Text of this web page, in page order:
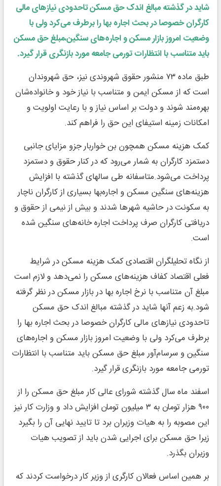
شاید در گذشته مبالغ اندک حق مسکن تاحدودی نیازهای مالی
کارگران خصوصا در بحث اجاره بها را برطرف می‌کرد ولی با
وضعیت امروز بازار مسکن و اجاره‌های سنگین،مبلغ حق مسکن
باید متناسب با انتظارات تورمی جامعه مورد بازنگری قرار گیرد.
طبق ماده ۷۳ منشور حقوق شهروندی نیز، حق شهروندان
است که از مسکن ایمن و متناسب با نیاز خود و خانواده‌شان
بهره‌مند شوند و دولت بر اساس نیاز و با رعایت اولویت و
امکانات زمینه استیفای این حق را فراهم کند.
کمک هزینه مسکن همچون بن خواربار جزو مزایای جانبی
دستمزد کارگران به شمار می‌رود که در کنار حقوق و دستمزد
پرداخت می‌شود.متاسفانه طی سالهای گذشته با افزایش
هزینه‌های سنگین مسکن و اجاره‌بها بسیاری از کارگران ناچار
به سکونت در حاشیه‌ شهرها شدند و بیش از نیمی از حقوق و
دریافتی کارگران صرف پرداخت اجاره‌ خانه‌های سنگین شده
است.
از نگاه تحلیلگران اقتصادی کمک هزینه مسکن در شرایط
فعلی اقتصاد کفاف هزینه‌های مسکن را نمی‌دهد و لازم است
مبلغ آن متناسب با نرخ اجاره بها در بازار مسکن در نظر گرفته
شود.به زعم آنها شاید در گذشته مبالغ اندک حق مسکن
تاحدودی نیازهای مالی کارگران خصوصا در بحث اجاره بها را
برطرف می‌کرد ولی با وضعیت امروز بازار مسکن و اجاره‌های
سنگین و سرسام‌آور مبلغ حق مسکن باید متناسب با انتظارات
تورمی جامعه مورد بازنگری قرار گیرد.
اسفند ماه سال گذشته شورای عالی کار مبلغ حق مسکن را از
۹۰۰ هزار تومان به ۳ میلیون تومان افزایش داد و وزارت کار نیز
این مصوبه را به هیات وزیران برد تا تایید نهایی آن را بگیرد
زیرا حق مسکن برای اجرایی شدن باید از تصویب هیات
وزیران بگذرد.
بر همین اساس فعالان کارگری از وزیر کار درخواست کردند که